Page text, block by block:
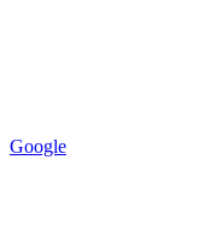
Google